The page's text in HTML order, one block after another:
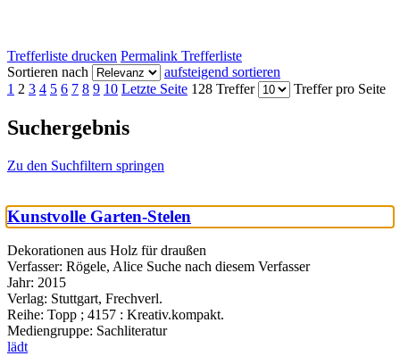
Trefferliste drucken Permalink Trefferliste
Sortieren nach
aufsteigend sortieren
1 2 3 4 5 6 7 8 9 10 Letzte Seite 128 Treffer Treffer pro Seite
Suchergebnis
Zu den Suchfiltern springen
Kunstvolle Garten-Stelen
Dekorationen aus Holz für draußen
Verfasser: Rögele, Alice Suche nach diesem Verfasser
Jahr: 2015
Verlag: Stuttgart, Frechverl.
Reihe: Topp ; 4157 : Kreativ.kompakt.
Mediengruppe: Sachliteratur
lädt